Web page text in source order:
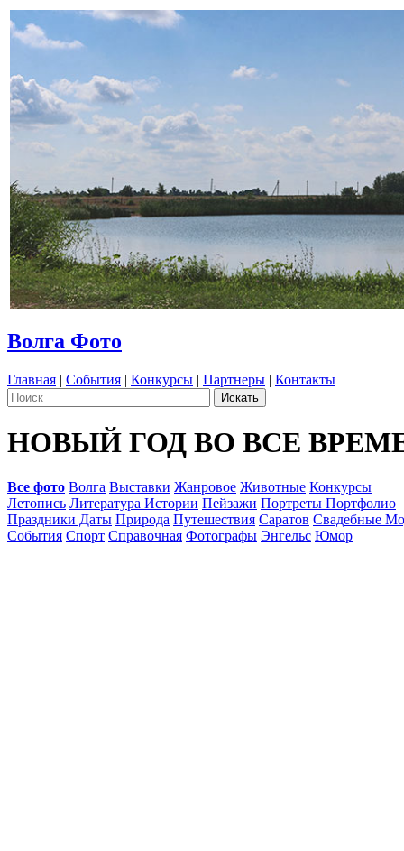
Волга Фото
Главная | События | Конкурсы | Партнеры | Контакты
НОВЫЙ ГОД ВО ВСЕ
Все фото Волга Выставки Жанровое Животные Конкурсы
Летопись Литература Истории Пейзажи Портреты Портфолио
Праздники Даты Природа Путешествия Саратов Свадебные
События Спорт Справочная Фотографы Энгельс Юмор